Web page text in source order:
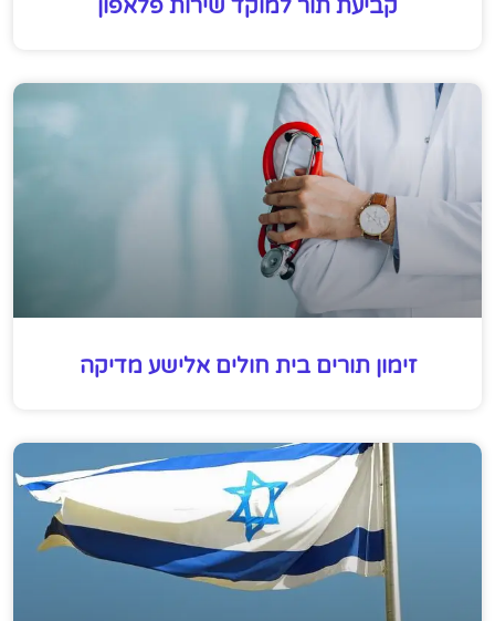
קביעת תור למוקד שירות פלאפון
זימון תורים בית חולים אלישע מדיקה